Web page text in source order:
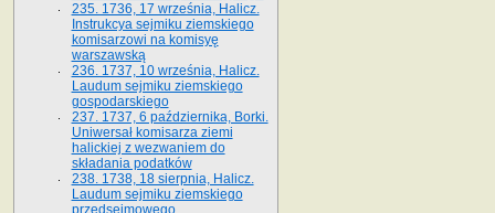
235. 1736, 17 września, Halicz.
Instrukcya sejmiku ziemskiego
komisarzowi na komisyę
warszawską
236. 1737, 10 września, Halicz.
Laudum sejmiku ziemskiego
gospodarskiego
237. 1737, 6 października, Borki.
Uniwersał komisarza ziemi
halickiej z wezwaniem do
składania podatków
238. 1738, 18 sierpnia, Halicz.
Laudum sejmiku ziemskiego
przedsejmowego